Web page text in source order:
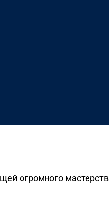
огромного